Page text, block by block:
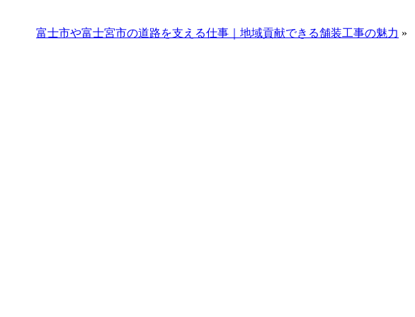
富士市や富士宮市の道路を支える仕事｜地域貢献できる舗装工事の魅力 »